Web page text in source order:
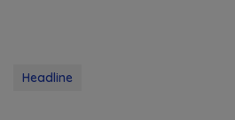
Headline